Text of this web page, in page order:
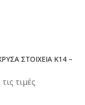
ΣΤΟΙΧΕΊΑ K14 –
τιμές